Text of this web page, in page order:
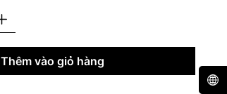
Thêm vào giỏ hàng